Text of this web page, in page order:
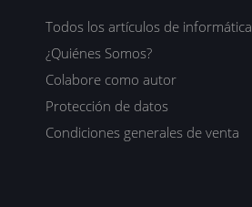
Todos los artículos de informática
¿Quiénes Somos?
Colabore como autor
Protección de datos
Condiciones generales de venta